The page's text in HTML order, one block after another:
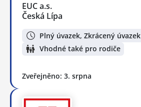
EUC a.s.
Česká Lípa
Plný úvazek, Zkrácený úvazek
Vhodné také pro rodiče
Zveřejněno: 3. srpna